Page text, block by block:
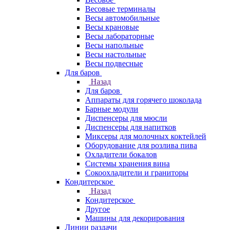
Весовые терминалы
Весы автомобильные
Весы крановые
Весы лабораторные
Весы напольные
Весы настольные
Весы подвесные
Для баров
Назад
Для баров
Аппараты для горячего шоколада
Барные модули
Диспенсеры для мюсли
Диспенсеры для напитков
Миксеры для молочных коктейлей
Оборудование для розлива пива
Охладители бокалов
Системы хранения вина
Сокоохладители и граниторы
Кондитерское
Назад
Кондитерское
Другое
Машины для декорирования
Линии раздачи